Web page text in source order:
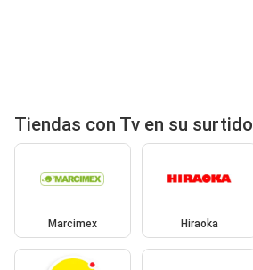
Tiendas con Tv en su surtido
Marcimex Hiraoka